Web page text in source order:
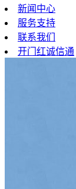
新闻中心
服务支持
联系我们
开门红诚信通